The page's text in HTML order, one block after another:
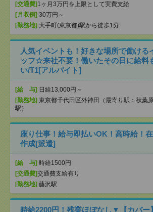
[交通費] 1ヶ月3万円を上限として実費支給
[月収例] 30万円～
[勤務地] 大手町(東京都)駅から徒歩1分
人気イベントも！好きな場所で働ける
ッフ☆来社不要！働いたその日に給料
い/T1[アルバイト]
[給 与] 日給13,000円～
[勤務地] 東京都千代田区外神田（最寄り駅：秋葉原
駅）
座り仕事！給与即払いOK！高時給！
作成[派遣]
[給 与] 時給1500円
[交通費]交通費支給有り
[勤務地] 藤沢駅
時給2200円！残業ほぼなし▼【カバー